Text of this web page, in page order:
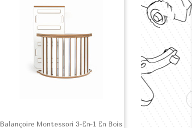
Balançoire Montessori 3-En-1 En Bois